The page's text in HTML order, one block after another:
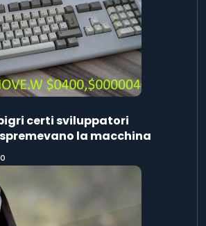
certi sviluppatori
la macchina